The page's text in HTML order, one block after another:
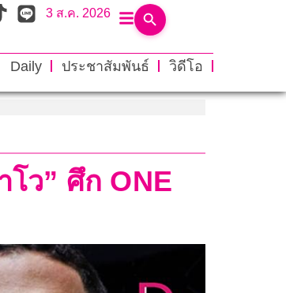
3 ส.ค. 2026
Daily ประชาสัมพันธ์
วิดีโอ
โว” ศึก ONE